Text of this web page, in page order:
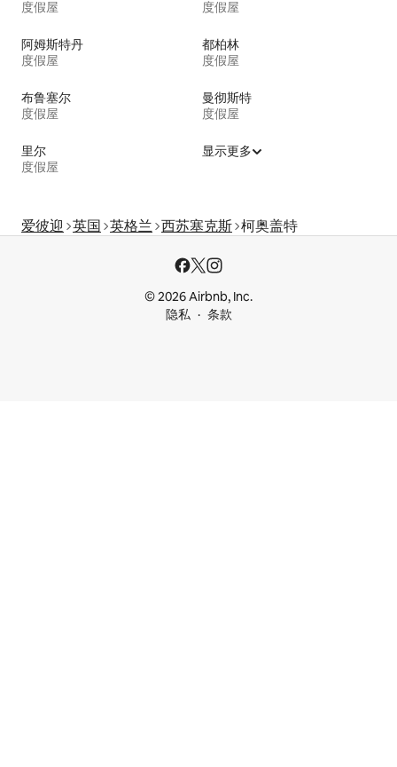
度假屋 度假屋
阿姆斯特丹
度假屋
都柏林
度假屋
布鲁塞尔
度假屋
曼彻斯特
度假屋
里尔
度假屋
显示更多
爱彼迎 英国 英格兰 西苏塞克斯 柯奥盖特
© 2026 Airbnb, Inc.
隐私
条款